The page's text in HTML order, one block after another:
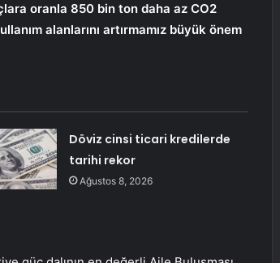
oranla 850 bin ton daha az CO2
alanlarını artırmamız büyük önem
Döviz cinsi ticari kredilerde
tarihi rekor
Ağustos 8, 2026